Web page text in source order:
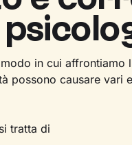
in cui affrontiamo
possono causare vari
tratta di